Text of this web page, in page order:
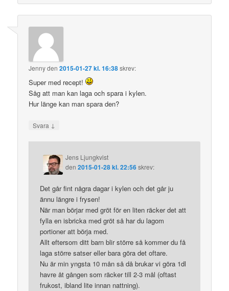
Jennyden2015-01-27 kl. 16:38skrev:
Super med recept!
Såg att man kan laga och spara i kylen.
Hur länge kan man spara den?
Svara ↓
Jens Ljungkvist
den2015-01-28 kl. 22:56skrev:
Det går fint några dagar i kylen och det går ju
ännu längre i frysen!
När man börjar med gröt för en liten räcker det att
fylla en isbricka med gröt så har du lagom
portioner att börja med.
Allt eftersom ditt barn blir större så kommer du få
laga större satser eller bara göra det oftare.
Nu är min yngsta 10 mån så då brukar vi göra 1dl
havre åt gången som räcker till 2-3 mål (oftast
frukost, ibland lite innan nattning).